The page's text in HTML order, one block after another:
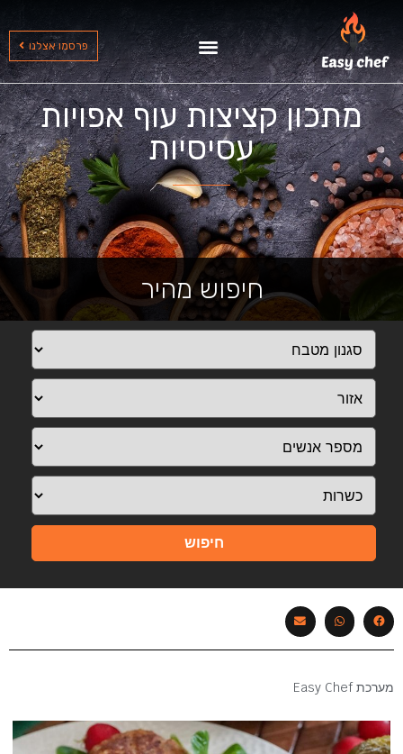
פרסמו אצלנו
מתכון קציצות עוף אפויות
עסיסיות
חיפוש מהיר
חיפוש
מערכת Easy Chef